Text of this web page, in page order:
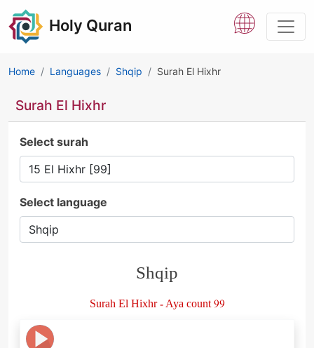
Holy Quran
Home Languages Shqip Surah El Hixhr
Surah El Hixhr
Select surah
Select language
Shqip
Surah El Hixhr - Aya count 99